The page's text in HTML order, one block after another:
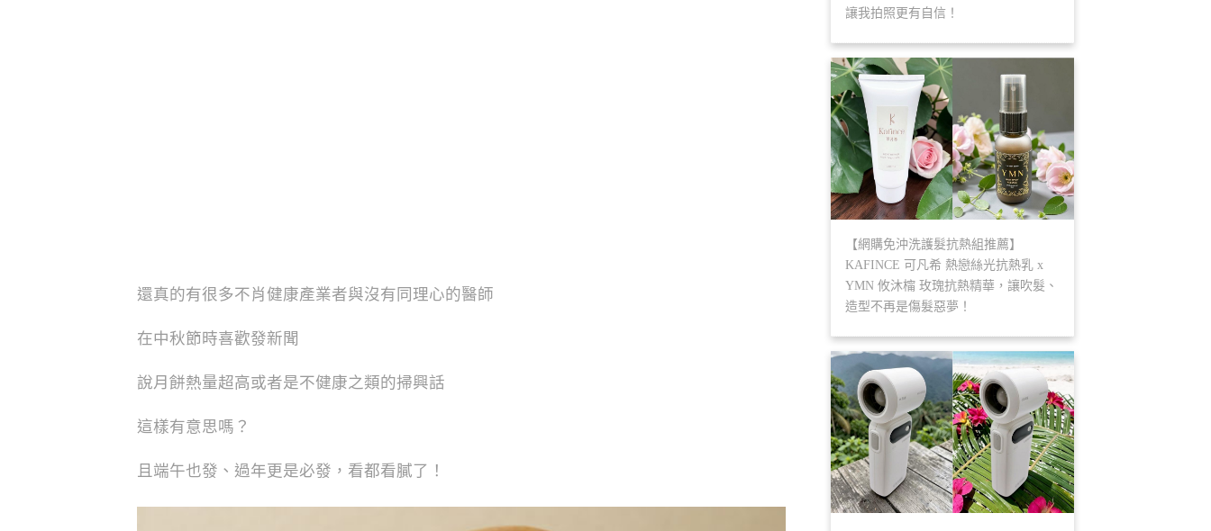
還真的有很多不肖健康產業者與沒有同理心的醫師
在中秋節時喜歡發新聞
說月餅熱量超高或者是不健康之類的掃興話
這樣有意思嗎？
且端午也發、過年更是必發，看都看膩了！
讓我拍照更有自信！
【網購免沖洗護髮抗熱組推薦】
KAFINCE 可凡希 熱戀絲光抗熱乳 x
YMN 攸沐橣 玫瑰抗熱精華，讓吹髮、
造型不再是傷髮惡夢！